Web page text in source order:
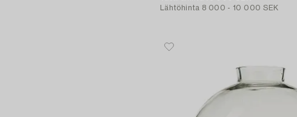
Lähtöhinta 8 000 - 10 000 SEK